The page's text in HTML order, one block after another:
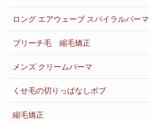
ロング エアウェーブ スパイラルパーマ
ブリーチ毛 縮毛矯正
メンズ クリームパーマ
くせ毛の切りっぱなしボブ
縮毛矯正